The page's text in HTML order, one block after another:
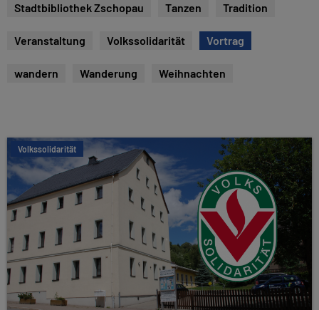
Stadtbibliothek Zschopau Tanzen Tradition
Veranstaltung Volkssolidarität Vortrag
wandern Wanderung Weihnachten
Volkssolidarität